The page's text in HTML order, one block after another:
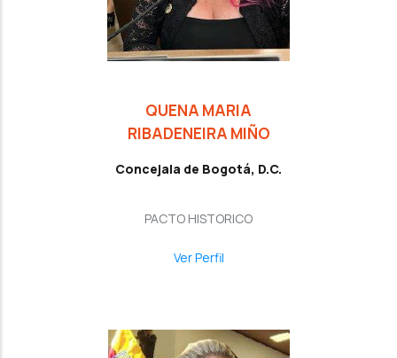
QUENA MARIA
RIBADENEIRA MIÑO
Concejala de Bogotá, D.C.
PACTO HISTORICO
Ver Perfil